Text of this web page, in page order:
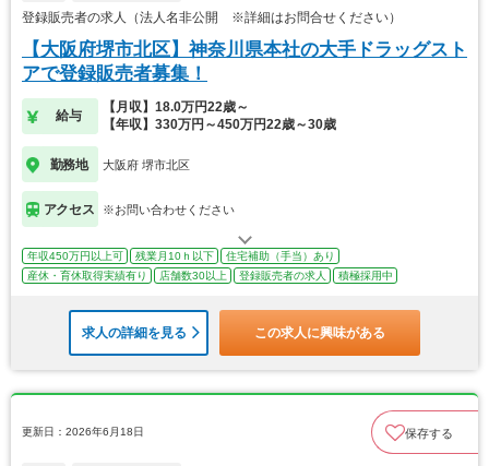
登録販売者の求人（法人名非公開 ※詳細はお問合せください）
【大阪府堺市北区】神奈川県本社の大手ドラッグスト
アで登録販売者募集！
給与
【月収】18.0万円22歳～
【年収】330万円～450万円22歳～30歳
勤務地 大阪府 堺市北区
アクセス ※お問い合わせください
年収450万円以上可 残業月10ｈ以下
住宅補助（手当）あり
産休・育休取得実績有り
店舗数30以上 登録販売者の求人 積極採用中
求人の詳細を見る この求人に興味がある
更新日：2026年6月18日 保存する